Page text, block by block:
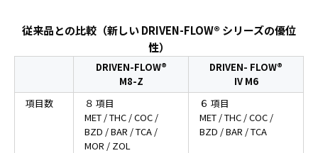
従来品との比較（新しい DRIVEN-FLOW® シリーズの優位
性）
DRIVEN-FLOW®
M8-Z
DRIVEN- FLOW®
IV M6
項目数
８ 項目
MET / THC / COC /
BZD / BAR / TCA /
MOR / ZOL
６ 項目
MET / THC / COC /
BZD / BAR / TCA